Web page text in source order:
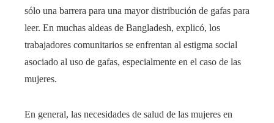
sólo una barrera para una mayor distribución de gafas para
leer. En muchas aldeas de Bangladesh, explicó, los
trabajadores comunitarios se enfrentan al estigma social
asociado al uso de gafas, especialmente en el caso de las
mujeres.
En general, las necesidades de salud de las mujeres en